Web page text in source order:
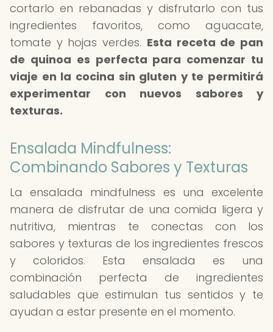
cortarlo en rebanadas y disfrutarlo con tus
ingredientes favoritos, como aguacate,
tomate y hojas verdes. Esta receta de pan
de quinoa es perfecta para comenzar tu
viaje en la cocina sin gluten y te permitirá
experimentar con nuevos sabores y
texturas.
Ensalada Mindfulness:
Combinando Sabores y Texturas
La ensalada mindfulness es una excelente
manera de disfrutar de una comida ligera y
nutritiva, mientras te conectas con los
sabores y texturas de los ingredientes frescos
y coloridos. Esta ensalada es una
combinación perfecta de ingredientes
saludables que estimulan tus sentidos y te
ayudan a estar presente en el momento.